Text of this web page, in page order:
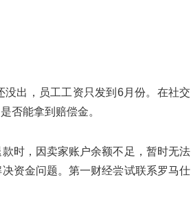
出，员工工资只发到6月份。在社交
否能拿到赔偿金。
时，因卖家账户余额不足，暂时无法
资金问题。第一财经尝试联系罗马仕